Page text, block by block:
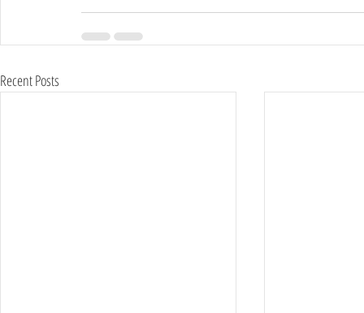
Recent Posts